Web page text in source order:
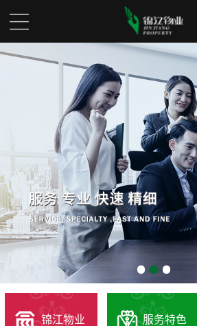
锦江物业 服务特色